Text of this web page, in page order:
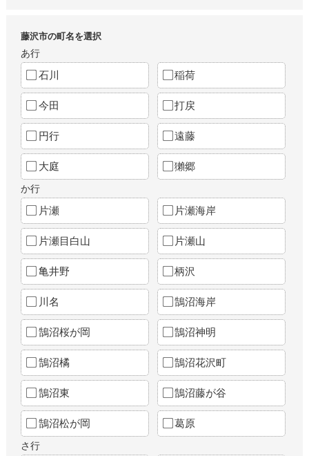
藤沢市の町名を選択
あ行
石川 稲荷
今田 打戻
円行 遠藤
大庭 獺郷
か行
片瀬 片瀬海岸
片瀬目白山 片瀬山
亀井野 柄沢
川名 鵠沼海岸
鵠沼桜が岡 鵠沼神明
鵠沼橘 鵠沼花沢町
鵠沼東 鵠沼藤が谷
鵠沼松が岡 葛原
さ行